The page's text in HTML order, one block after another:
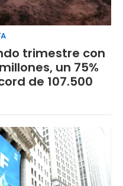
trimestre con
un 75%
de 107.500